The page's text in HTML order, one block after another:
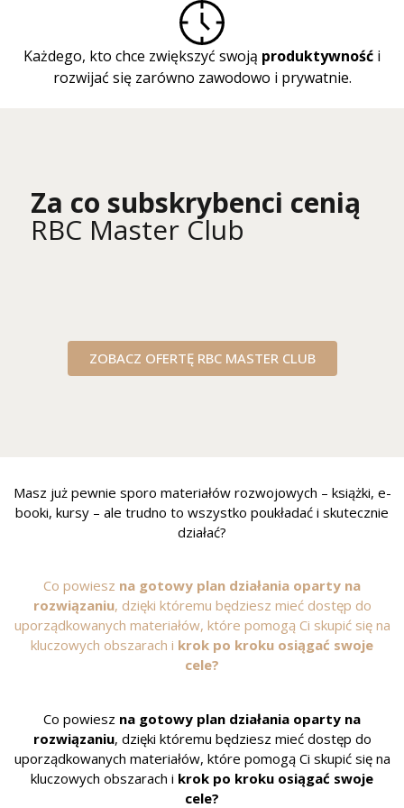
Każdego, kto chce zwiększyć swoją produktywność i
rozwijać się zarówno zawodowo i prywatnie.
Za co subskrybenci cenią
RBC Master Club
ZOBACZ OFERTĘ RBC MASTER CLUB
Masz już pewnie sporo materiałów rozwojowych – książki, e-
booki, kursy – ale trudno to wszystko poukładać i skutecznie
działać?
Co powiesz na gotowy plan działania oparty na
rozwiązaniu, dzięki któremu będziesz mieć dostęp do
uporządkowanych materiałów, które pomogą Ci skupić się na
kluczowych obszarach i krok po kroku osiągać swoje
cele?
Co powiesz na gotowy plan działania oparty na
rozwiązaniu, dzięki któremu będziesz mieć dostęp do
uporządkowanych materiałów, które pomogą Ci skupić się na
kluczowych obszarach i krok po kroku osiągać swoje
cele?